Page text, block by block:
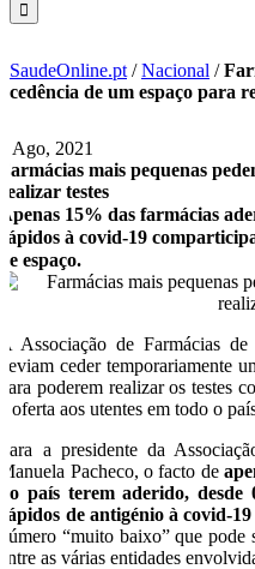
SaudeOnline.pt /Nacional /
cedência de um espaço para
3 Ago, 2021
Farmácias mais pequenas
realizar testes
Apenas 15% das farmácias
rápidos à covid-19
de espaço.
A Associação de Farmácias
deviam ceder temporariamente
para poderem realizar os testes
a oferta aos utentes em todo o
Para a presidente da
Manuela Pacheco, o facto de
do país terem aderido, desde
rápidos de antigénio à covid-
número “muito baixo” que pode
entre as várias entidades